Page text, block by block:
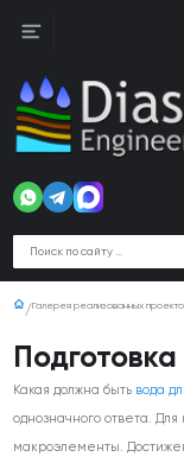
Галерея реализованных
Какая должна быть вода
однозначного ответа.
макроэлементы.